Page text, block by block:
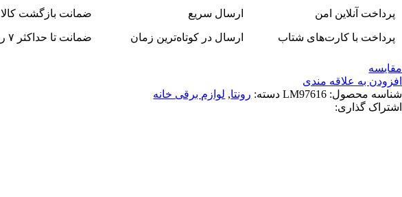
پرداخت آنلاین امن
پرداخت با کارت‌های شتاب
ارسال سریع
ارسال در کوتاه‌ترین زمان
ضمانت بازگشت کالا
ضمانت تا حداکثر ۷ روز
مقایسه
افزودن به علاقه مندی
شناسه محصول: LM97616 دسته: رونتا, لوازم برقی خانه
اشتراک گذاری: